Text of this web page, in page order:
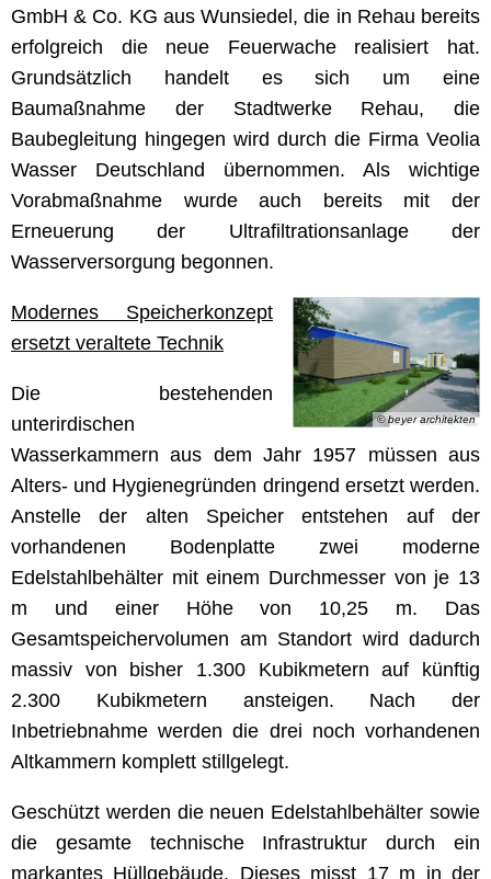
GmbH & Co. KG aus Wunsiedel, die in Rehau bereits
erfolgreich die neue Feuerwache realisiert hat.
Grundsätzlich handelt es sich um eine
Baumaßnahme der Stadtwerke Rehau, die
Baubegleitung hingegen wird durch die Firma Veolia
Wasser Deutschland übernommen. Als wichtige
Vorabmaßnahme wurde auch bereits mit der
Erneuerung der Ultrafiltrationsanlage der
Wasserversorgung begonnen.
© beyer architekten
Modernes Speicherkonzept
ersetzt veraltete Technik
Die bestehenden
unterirdischen
Wasserkammern aus dem Jahr 1957 müssen aus
Alters- und Hygienegründen dringend ersetzt werden.
Anstelle der alten Speicher entstehen auf der
vorhandenen Bodenplatte zwei moderne
Edelstahlbehälter mit einem Durchmesser von je 13
m und einer Höhe von 10,25 m. Das
Gesamtspeichervolumen am Standort wird dadurch
massiv von bisher 1.300 Kubikmetern auf künftig
2.300 Kubikmetern ansteigen. Nach der
Inbetriebnahme werden die drei noch vorhandenen
Altkammern komplett stillgelegt.
Geschützt werden die neuen Edelstahlbehälter sowie
die gesamte technische Infrastruktur durch ein
markantes Hüllgebäude. Dieses misst 17 m in der